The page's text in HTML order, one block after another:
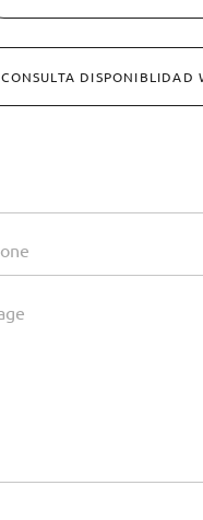
CONSULTA DISPONIBLIDAD